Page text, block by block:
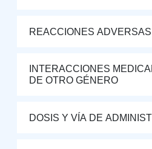
REACCIONES ADVERSAS
INTERACCIONES
DE OTRO GÉNERO
DOSIS Y VÍA DE